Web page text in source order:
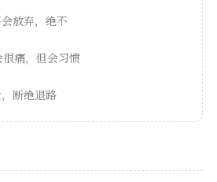
放弃，绝不
痛，但会习惯
断绝退路